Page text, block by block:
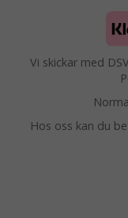
Vi skickar med
Hos oss kan du